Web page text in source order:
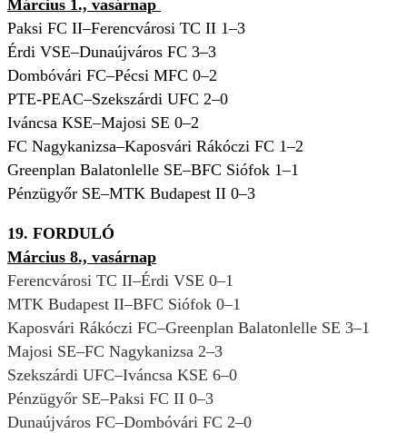
Március 1., vasárnap
Paksi FC II–Ferencvárosi TC II 1–3
Érdi VSE–Dunaújváros FC 3–3
Dombóvári FC–Pécsi MFC 0–2
PTE-PEAC–Szekszárdi UFC 2–0
Iváncsa KSE–Majosi SE 0–2
FC Nagykanizsa–Kaposvári Rákóczi FC 1–2
Greenplan Balatonlelle SE–BFC Siófok 1–1
Pénzügyőr SE–MTK Budapest II 0–3
19. FORDULÓ
Március 8., vasárnap
Ferencvárosi TC II–Érdi VSE 0–1
MTK Budapest II–BFC Siófok 0–1
Kaposvári Rákóczi FC–Greenplan Balatonlelle SE 3–1
Majosi SE–FC Nagykanizsa 2–3
Szekszárdi UFC–Iváncsa KSE 6–0
Pénzügyőr SE–Paksi FC II 0–3
Dunaújváros FC–Dombóvári FC 2–0